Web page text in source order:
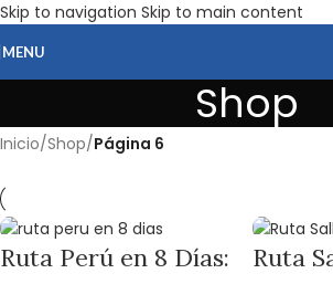
Skip to navigation Skip to main content
MENU
Shop
Inicio/Shop/Página 6
Ruta Perú en 8 Días:
Ruta